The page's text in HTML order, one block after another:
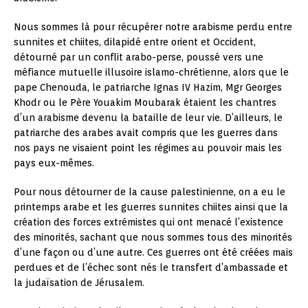
Nous sommes là pour récupérer notre arabisme perdu entre
sunnites et chiites, dilapidé entre orient et Occident,
détourné par un conflit arabo-perse, poussé vers une
méfiance mutuelle illusoire islamo-chrétienne, alors que le
pape Chenouda, le patriarche Ignas IV Hazim, Mgr Georges
Khodr ou le Père Youakim Moubarak étaient les chantres
d’un arabisme devenu la bataille de leur vie. D’ailleurs, le
patriarche des arabes avait compris que les guerres dans
nos pays ne visaient point les régimes au pouvoir mais les
pays eux-mêmes.
Pour nous détourner de la cause palestinienne, on a eu le
printemps arabe et les guerres sunnites chiites ainsi que la
création des forces extrémistes qui ont menacé l’existence
des minorités, sachant que nous sommes tous des minorités
d’une façon ou d’une autre. Ces guerres ont été créées mais
perdues et de l’échec sont nés le transfert d’ambassade et
la judaïsation de Jérusalem.